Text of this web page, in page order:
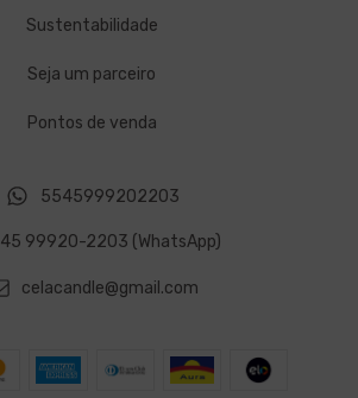
Sustentabilidade
Seja um parceiro
Pontos de venda
5545999202203
45 99920-2203 (WhatsApp)
celacandle@gmail.com